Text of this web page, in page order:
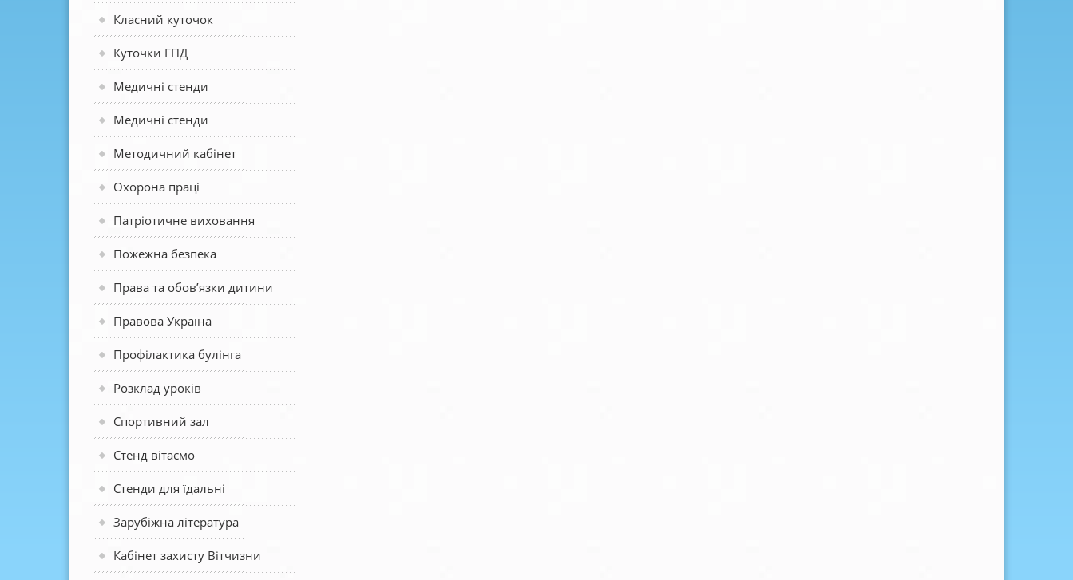
Класний куточок
Куточки ГПД
Медичні стенди
Медичні стенди
Методичний кабінет
Охорона праці
Патріотичне виховання
Пожежна безпека
Права та обов’язки дитини
Правова Україна
Профілактика булінга
Розклад уроків
Спортивний зал
Стенд вітаємо
Стенди для їдальні
Зарубіжна література
Кабінет захисту Вітчизни